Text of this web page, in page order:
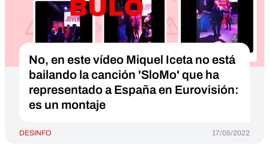
No, en este vídeo Miquel Iceta no está
bailando la canción 'SloMo' que ha
representado a España en Eurovisión:
es un montaje
DESINFO 17/05/2022